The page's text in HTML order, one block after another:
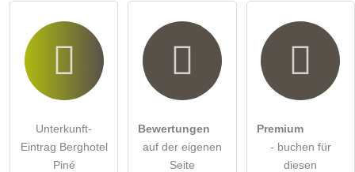
Unterkunft-
Eintrag Berghotel
Piné
Bewertungen
auf der eigenen
Seite
Premium
- buchen für
diesen